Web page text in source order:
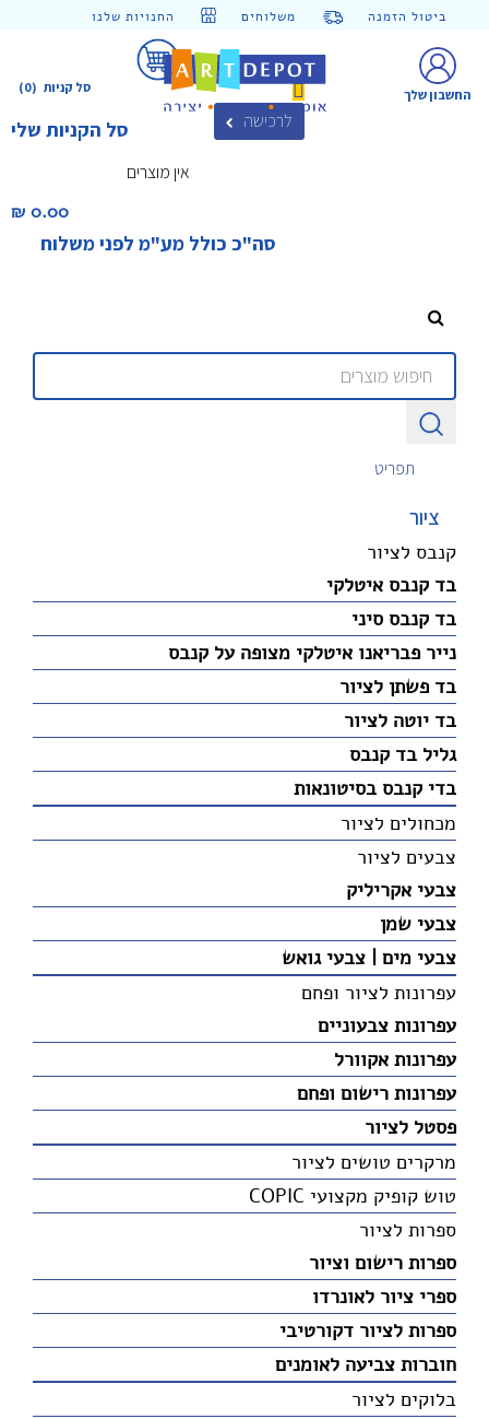
ביטול הזמנה משלוחים החנויות שלנו
(0) סל קניות
סל הקניות שלי לרכישה
אין מוצרים
0.00 ₪‎
סה"כ כולל מע"מ לפני משלוח
החשבון שלך
תפריט
ציור
קנבס לציור
בד קנבס איטלקי
בד קנבס סיני
נייר פבריאנו איטלקי מצופה על קנבס
בד פשתן לציור
בד יוטה לציור
גליל בד קנבס
בדי קנבס בסיטונאות
מכחולים לציור
צבעים לציור
צבעי אקריליק
צבעי שמן
צבעי מים | צבעי גואש
עפרונות לציור ופחם
עפרונות צבעוניים
עפרונות אקוורל
עפרונות רישום ופחם
פסטל לציור
מרקרים טושים לציור
טוש קופיק מקצועי COPIC
ספרות לציור
ספרות רישום וציור
ספרי ציור לאונרדו
ספרות לציור דקורטיבי
חוברות צביעה לאומנים
בלוקים לציור